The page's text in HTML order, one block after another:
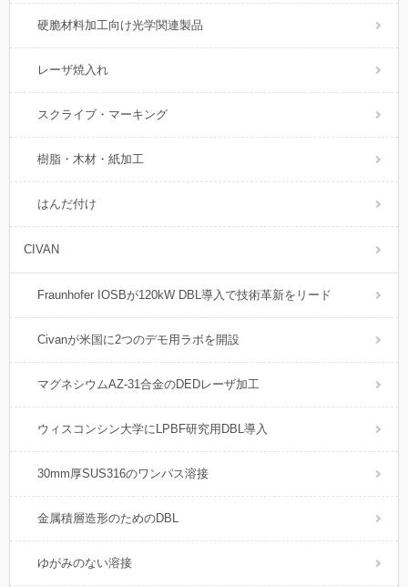
硬脆材料加工向け光学関連製品
レーザ焼入れ
スクライブ・マーキング
樹脂・木材・紙加工
はんだ付け
CIVAN
Fraunhofer IOSBが120kW DBL導入で技術革新をリード
Civanが米国に2つのデモ用ラボを開設
マグネシウムAZ-31合金のDEDレーザ加工
ウィスコンシン大学にLPBF研究用DBL導入
30mm厚SUS316のワンパス溶接
金属積層造形のためのDBL
ゆがみのない溶接